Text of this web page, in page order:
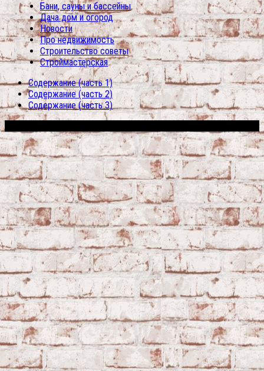
Бани, сауны и бассейны
Дача дом и огород
Новости
Про недвижимость
Строительство советы
Строймастерская
Содержание (часть 1)
Содержание (часть 2)
Содержание (часть 3)